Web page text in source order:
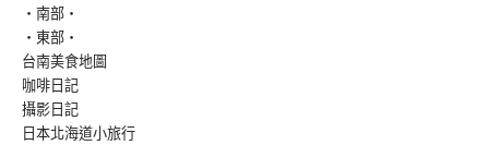
‧南部‧
‧東部‧
台南美食地圖
咖啡日記
攝影日記
日本北海道小旅行